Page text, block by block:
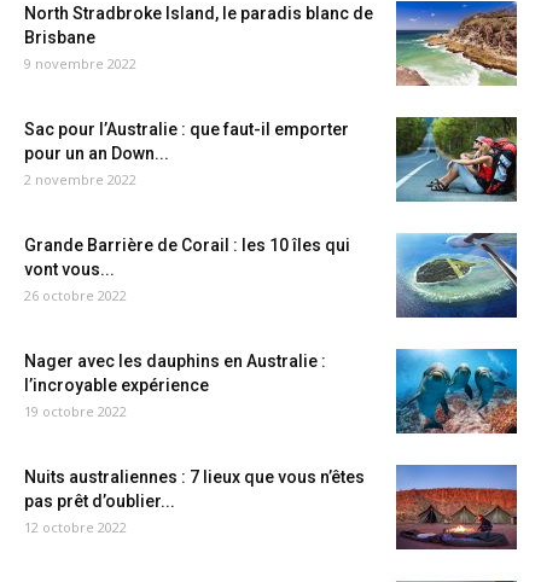
North Stradbroke Island, le paradis blanc de
Brisbane
9 novembre 2022
Sac pour l’Australie : que faut-il emporter
pour un an Down...
2 novembre 2022
Grande Barrière de Corail : les 10 îles qui
vont vous...
26 octobre 2022
Nager avec les dauphins en Australie :
l’incroyable expérience
19 octobre 2022
Nuits australiennes : 7 lieux que vous n’êtes
pas prêt d’oublier...
12 octobre 2022